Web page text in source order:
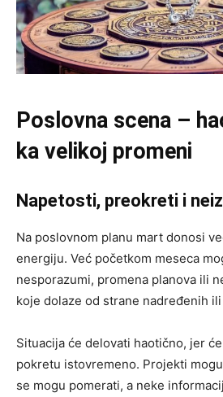
Poslovna scena –
ka velikoj promeni
Napetosti, preokreti i
Na poslovnom planu mart donosi
energiju. Već početkom meseca
nesporazumi, promena planova ili
koje dolaze od strane nadređenih
Situacija će delovati haotično, jer
pokretu istovremeno. Projekti
se mogu pomerati, a neke